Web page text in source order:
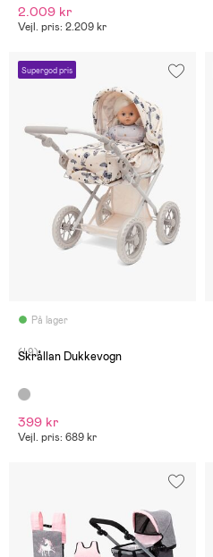
2.009 kr
Vejl. pris: 2.209 kr
Supergod pris
På lager
(49)
Skrållan Dukkevogn
399 kr
Vejl. pris: 689 kr